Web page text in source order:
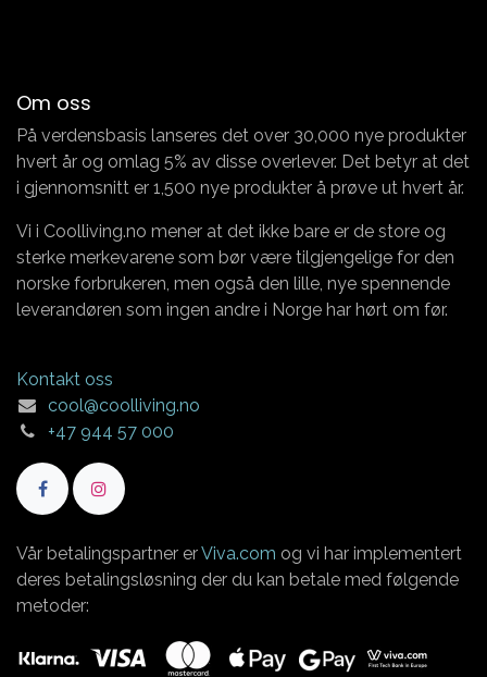
Om oss
På verdensbasis lanseres det over 30,000 nye produkter
hvert år og omlag 5% av disse overlever. Det betyr at det
i gjennomsnitt er 1,500 nye produkter å prøve ut hvert år.
Vi i Coolliving.no mener at det ikke bare er de store og
sterke merkevarene som bør være tilgjengelige for den
norske forbrukeren, men også den lille, nye spennende
leverandøren som ingen andre i Norge har hørt om før.
Kontakt oss
cool@coolliving.no
+47 944 57 000
Vår betalingspartner erViva.com og vi har implementert
deres betalingsløsning der du kan betale med følgende
metoder: